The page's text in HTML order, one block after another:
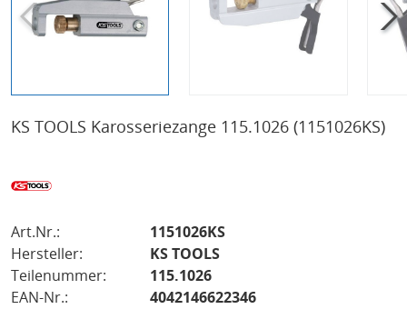
KS TOOLS Karosseriezange 115.1026 (1151026KS)
Art.Nr.:
1151026KS
Hersteller:
KS TOOLS
Teilenummer:
115.1026
EAN-Nr.:
4042146622346